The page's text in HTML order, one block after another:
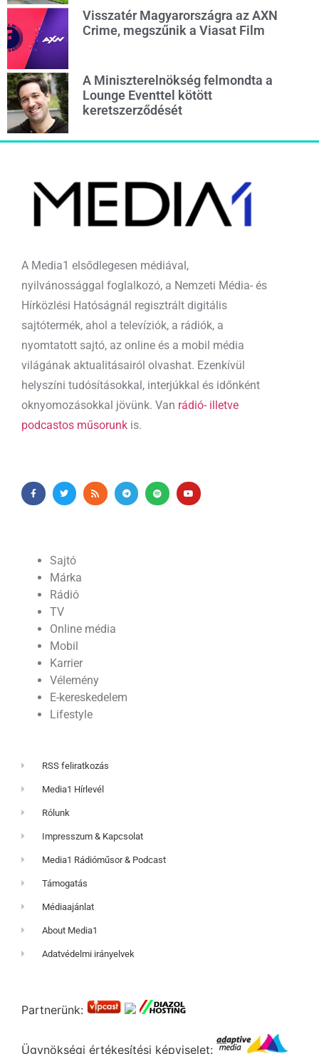
Visszatér Magyarországra az AXN
Crime, megszűnik a Viasat Film
A Miniszterelnökség felmondta a
Lounge Eventtel kötött
keretszerződését
A Media1 elsődlegesen médiával,
nyilvánossággal foglalkozó, a Nemzeti Média- és
Hírközlési Hatóságnál regisztrált digitális
sajtótermék, ahol a televíziók, a rádiók, a
nyomtatott sajtó, az online és a mobil média
világának aktualitásairól olvashat. Ezenkívül
helyszíni tudósításokkal, interjúkkal és időnként
oknyomozásokkal jövünk. Van rádió- illetve
podcastos műsorunk is.
Sajtó
Márka
Rádió
TV
Online média
Mobil
Karrier
Vélemény
E-kereskedelem
Lifestyle
RSS feliratkozás
Media1 Hírlevél
Rólunk
Impresszum & Kapcsolat
Media1 Rádióműsor & Podcast
Támogatás
Médiaajánlat
About Media1
Adatvédelmi irányelvek
Partnerünk:
Ügynökségi értékesítési képviselet: